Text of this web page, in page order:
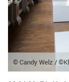
© Candy Welz /